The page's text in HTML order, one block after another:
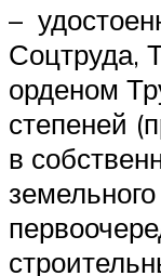
–
Соцтруда,
орденом
степеней
в